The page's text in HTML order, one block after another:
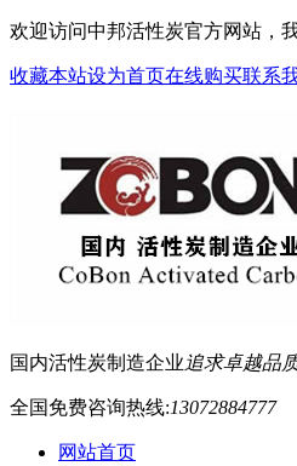
欢迎访问中邦活性炭官方网站，
收藏本站设为首页在线购买联系
国内活性炭制造企业追求卓越品
全国免费咨询热线:13072884777
网站首页